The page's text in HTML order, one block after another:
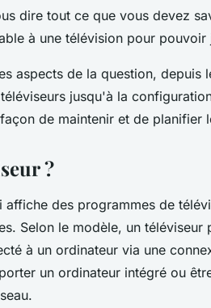
dire tout ce que vous devez
à une télévision pour pouvoir
aspects de la question, depuis
jusqu'à la
de maintenir et de planifier
?
affiche des programmes de
Selon le modèle, un téléviseur
à un ordinateur via une
un ordinateur intégré ou